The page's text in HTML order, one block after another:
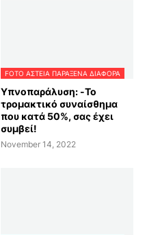
FOTO ΑΣΤΕΙΑ ΠΑΡΑΞΕΝΑ ΔΙΑΦΟΡΑ
Υπνοπαράλυση: -Το
τρομακτικό συναίσθημα
που κατά 50%, σας έχει
συμβεί!
November 14, 2022